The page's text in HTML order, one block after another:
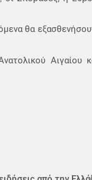
θα
Αιγαίου